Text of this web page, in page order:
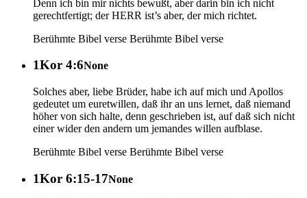
Denn ich bin mir nichts bewußt, aber darin bin ich nicht
gerechtfertigt; der HERR ist’s aber, der mich richtet.
Berühmte Bibel verse Berühmte Bibel verse
1Kor 4:6None
Solches aber, liebe Brüder, habe ich auf mich und Apollos
gedeutet um euretwillen, daß ihr an uns lernet, daß niemand
höher von sich halte, denn geschrieben ist, auf daß sich nicht
einer wider den andern um jemandes willen aufblase.
Berühmte Bibel verse Berühmte Bibel verse
1Kor 6:15-17None